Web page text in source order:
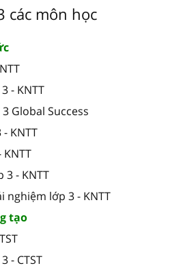
các môn học
- KNTT
Global Success
KNTT
3 - KNTT
nghiệm lớp 3 - KNTT
tạo
- CTST